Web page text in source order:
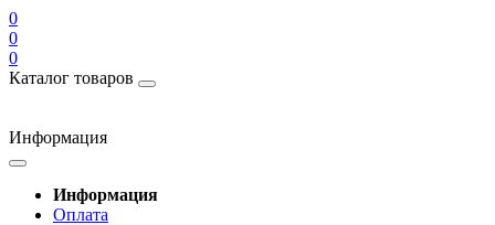
0
0
0
Каталог товаров
Информация
Информация
Оплата